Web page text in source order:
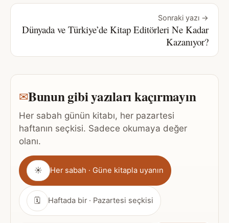
Sonraki yazı →
Dünyada ve Türkiye’de Kitap Editörleri Ne Kadar
Kazanıyor?
✉Bunun gibi yazıları kaçırmayın
Her sabah günün kitabı, her pazartesi
haftanın seçkisi. Sadece okumaya değer
olanı.
Gönderim
sıklığı
☀ Her sabah · Güne kitapla uyanın
🗓 Haftada bir · Pazartesi seçkisi